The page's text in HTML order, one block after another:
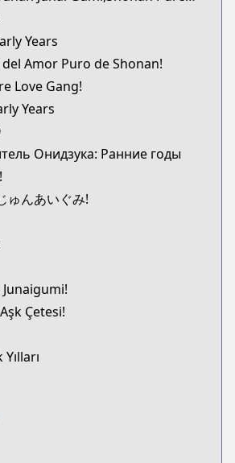
series/130936
Years
del Amor Puro de Shonan!
Love Gang!
Years
Онидзука: Ранние годы
ゅんあいぐみ!
Çetesi!